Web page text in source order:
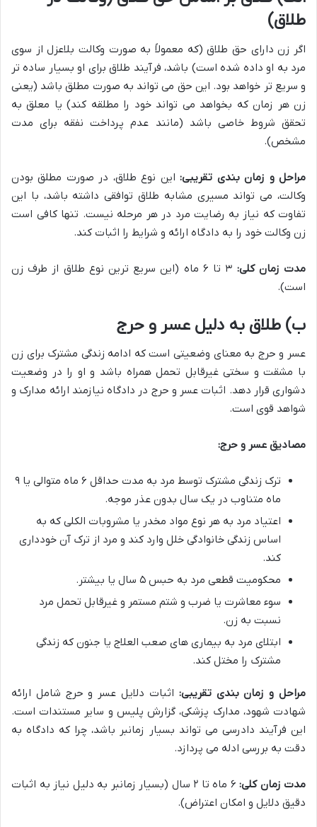
طلاق)
اگر زن دارای حق طلاق (که معمولاً به صورت وکالت بلاعزل از سوی
مرد به او داده شده است) باشد، فرآیند طلاق برای او بسیار ساده تر
و سریع تر خواهد بود. این حق می تواند به صورت مطلق باشد (یعنی
زن هر زمان که بخواهد می تواند خود را مطلقه کند) یا معلق به
تحقق شروط خاصی باشد (مانند عدم پرداخت نفقه برای مدت
مشخص).
مراحل و زمان بندی تقریبی:این نوع طلاق، در صورت مطلق بودن
وکالت، می تواند مسیری مشابه طلاق توافقی داشته باشد، با این
تفاوت که نیاز به رضایت مرد در هر مرحله نیست. تنها کافی است
زن وکالت خود را به دادگاه ارائه و شرایط را اثبات کند.
مدت زمان کلی:
۳ تا ۶ ماه (این سریع ترین نوع طلاق از طرف زن
است).
ب) طلاق به دلیل عسر و حرج
عسر و حرج به معنای وضعیتی است که ادامه زندگی مشترک برای زن
با مشقت و سختی غیرقابل تحمل همراه باشد و او را در وضعیت
دشواری قرار دهد. اثبات عسر و حرج در دادگاه نیازمند ارائه مدارک و
شواهد قوی است.
مصادیق عسر و حرج:
ترک زندگی مشترک توسط مرد به مدت حداقل ۶ ماه متوالی یا ۹
ماه متناوب در یک سال بدون عذر موجه.
اعتیاد مرد به هر نوع مواد مخدر یا مشروبات الکلی که به
اساس زندگی خانوادگی خلل وارد کند و مرد از ترک آن خودداری
کند.
محکومیت قطعی مرد به حبس ۵ سال یا بیشتر.
سوء معاشرت یا ضرب و شتم مستمر و غیرقابل تحمل مرد
نسبت به زن.
ابتلای مرد به بیماری های صعب العلاج یا جنون که زندگی
مشترک را مختل کند.
مراحل و زمان بندی تقریبی: اثبات دلایل عسر و حرج شامل ارائه
شهادت شهود، مدارک پزشکی، گزارش پلیس و سایر مستندات است.
این فرآیند دادرسی می تواند بسیار زمانبر باشد، چرا که دادگاه به
دقت به بررسی ادله می پردازد.
مدت زمان کلی:
۶ ماه تا ۲ سال (بسیار زمانبر به دلیل نیاز به اثبات
دقیق دلایل و امکان اعتراض).